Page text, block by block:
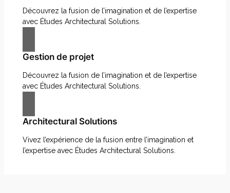
Découvrez la fusion de l’imagination et de l’expertise
avec Études Architectural Solutions.
Gestion de projet
Découvrez la fusion de l’imagination et de l’expertise
avec Études Architectural Solutions.
Architectural Solutions
Vivez l’expérience de la fusion entre l’imagination et
l’expertise avec Études Architectural Solutions.